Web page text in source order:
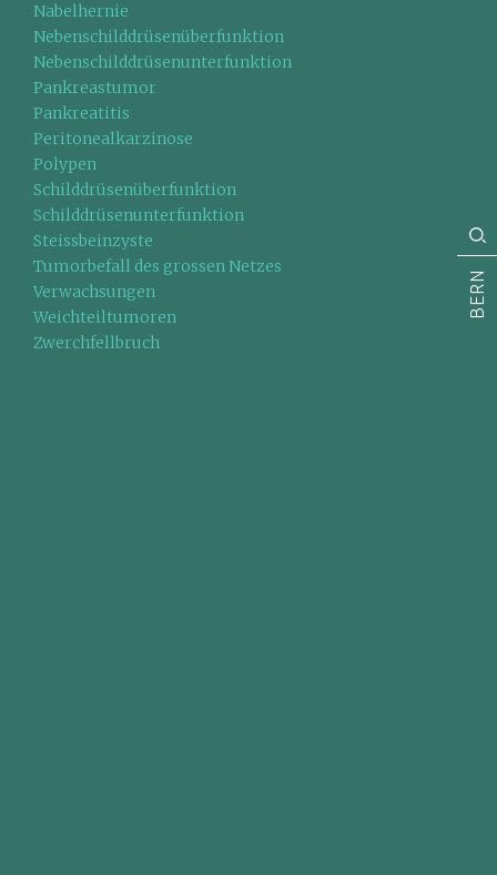
Nabelhernie
Nebenschilddrüsenüberfunktion
Nebenschilddrüsenunterfunktion
Pankreastumor
Pankreatitis
Peritonealkarzinose
Polypen
Schilddrüsenüberfunktion
Schilddrüsenunterfunktion
Steissbeinzyste
Tumorbefall des grossen Netzes
Verwachsungen
Weichteiltumoren
Zwerchfellbruch
BERN